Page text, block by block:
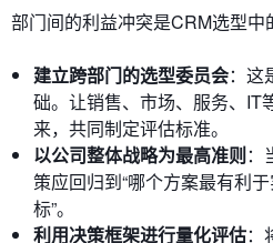
部门间的利益冲突是CRM选型中
建立跨部门的选型委员会：这
础。让销售、市场、服务、IT
来，共同制定评估标准。
以公司整体战略为最高准则：
策应回归到“哪个方案最有利
标”。
利用决策框架进行量化评估：